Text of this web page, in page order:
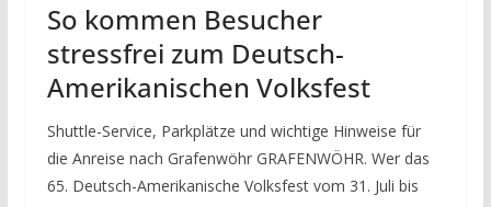
So kommen Besucher
stressfrei zum Deutsch-
Amerikanischen Volksfest
Shuttle-Service, Parkplätze und wichtige Hinweise für
die Anreise nach Grafenwöhr GRAFENWÖHR. Wer das
65. Deutsch-Amerikanische Volksfest vom 31. Juli bis